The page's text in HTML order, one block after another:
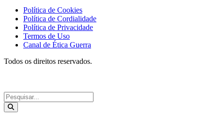
Política de Cookies
Política de Cordialidade
Política de Privacidade
Termos de Uso
Canal de Ética Guerra
Todos os direitos reservados.